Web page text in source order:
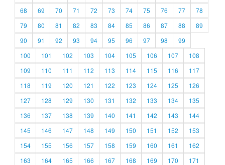
68
69 70 71 72 73 74 75 76 77
78
79
80 81 82 83 84 85 86 87 88
89
90
91 92 93 94 95 96 97 98
99
100
101 102 103 104 105 106 107
108
109
110 111 112 113 114 115 116
117
118
119 120 121 122 123 124 125
126
127
128 129 130 131 132 133 134
135
136
137 138 139 140 141 142 143
144
145
146 147 148 149 150 151 152
153
154
155 156 157 158 159 160 161
162
163
164 165 166 167 168 169 170
171